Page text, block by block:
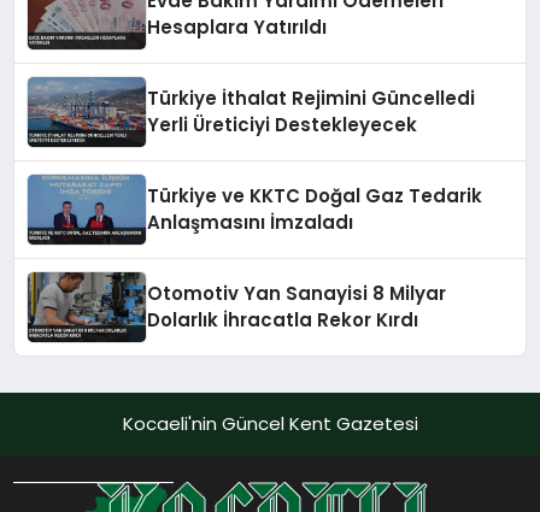
Hesaplara Yatırıldı
Türkiye İthalat Rejimini Güncelledi
Yerli Üreticiyi Destekleyecek
Türkiye ve KKTC Doğal Gaz Tedarik
Anlaşmasını İmzaladı
Otomotiv Yan Sanayisi 8 Milyar
Dolarlık İhracatla Rekor Kırdı
Kocaeli'nin Güncel Kent Gazetesi